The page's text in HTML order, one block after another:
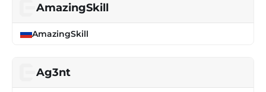
AmazingSkill
AmazingSkill
Ag3nt